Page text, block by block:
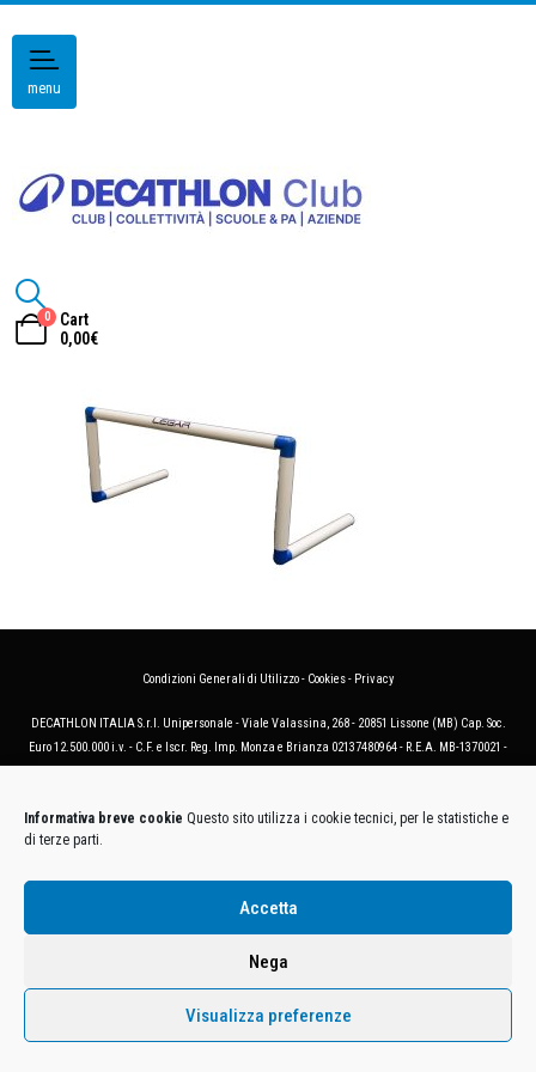
Informativa breve cookie Questo sito utilizza i cookie tecnici, per le statistiche e
di terze parti.
Accetta
Nega
Visualizza preferenze
menu
0
Cart
0,00€
Condizioni Generali di Utilizzo- Cookies- Privacy
DECATHLON ITALIA S.r.l. Unipersonale - Viale Valassina, 268 - 20851 Lissone (MB) Cap. Soc.
Euro 12.500.000 i.v. - C.F. e Iscr. Reg. Imp. Monza e Brianza 02137480964 - R.E.A. MB-1370021 -